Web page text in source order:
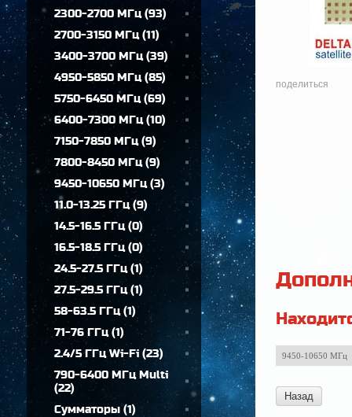
2300-2700 МГц(93)
2700-3150 МГц(11)
3400-3700 МГц(39)
4950-5850 МГц(85)
5750-6450 МГц(69)
6400-7300 МГц(10)
7150-7850 МГц(9)
7800-8450 МГц(9)
9450-10650 МГц(3)
11.0-13.25 ГГц(9)
14.5-16.5 ГГц(0)
16.5-18.5 ГГц(0)
24.5-27.5 ГГц(1)
27.5-29.5 ГГц(1)
58-63.5 ГГц(1)
71-76 ГГц(1)
2.4/5 ГГц Wi-Fi (23)
790-6400 МГц Multi
(22)
Сумматоры(1)
поделиться
9450-10650 МГц
Назад